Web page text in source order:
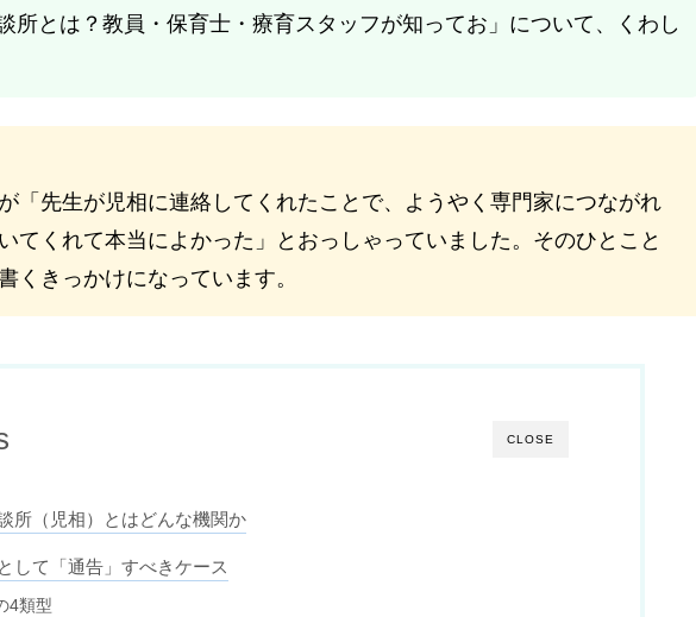
所とは？教員・保育士・療育スタッフが知ってお」について、くわし
「先生が児相に連絡してくれたことで、ようやく専門家につながれ
てくれて本当によかった」とおっしゃっていました。そのひとこと
くきっかけになっています。
CLOSE
所（児相）とはどんな機関か
して「通告」すべきケース
4類型